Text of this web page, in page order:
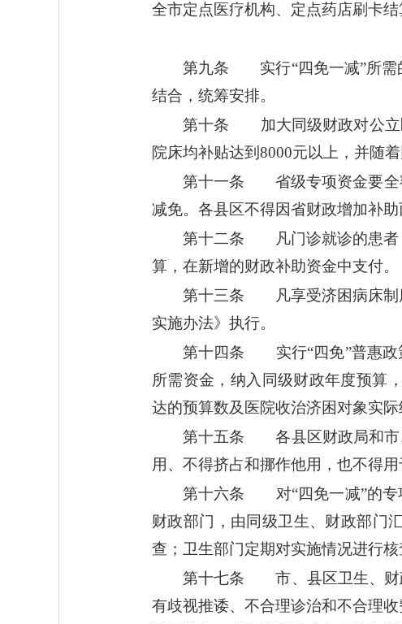
全市定点医疗机构、定点药店刷卡结
第九条 实行“四免一减”所需
结合，统筹安排。
第十条 加大同级财政对公立
院床均补贴达到8000元以上，并随
第十一条 省级专项资金要全额
减免。各县区不得因省财政增加补
第十二条 凡门诊就诊的患者
算，在新增的财政补助资金中支付。
第十三条 凡享受济困病床制
实施办法》执行。
第十四条 实行“四免”普惠政
所需资金，纳入同级财政年度预算
达的预算数及医院收治济困对象实际
第十五条 各县区财政局和市
用、不得挤占和挪作他用，也不得用
第十六条 对“四免一减”的专项
财政部门，由同级卫生、财政部门
查；卫生部门定期对实施情况进行
第十七条 市、县区卫生、财政
有歧视推诿、不合理诊治和不合理